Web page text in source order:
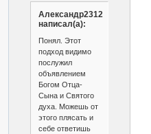
Александр2312
написал(а):
Понял. Этот
подход видимо
послужил
объявлением
Богом Отца-
Сына и Святого
духа. Можешь от
этого плясать и
себе ответишь